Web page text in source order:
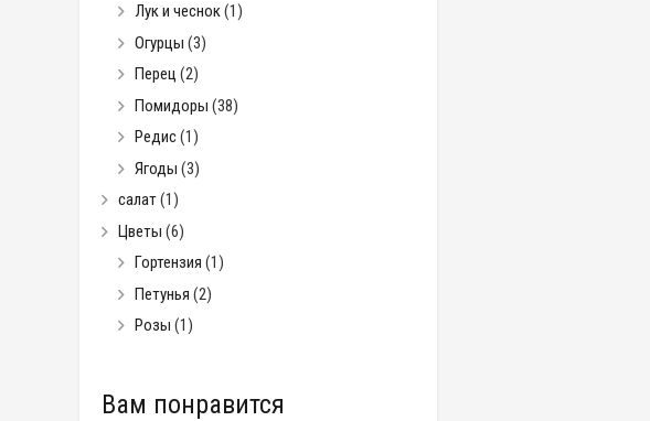
Лук и чеснок(1)
Огурцы (3)
Перец (2)
Помидоры (38)
Редис(1)
Ягоды (3)
салат(1)
Цветы (6)
Гортензия (1)
Петунья (2)
Розы (1)
Вам понравится